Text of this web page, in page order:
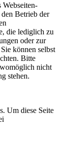
Betrieb der
die lediglich zu
oder zur
können selbst
Bitte
nicht
stehen.
Um diese Seite